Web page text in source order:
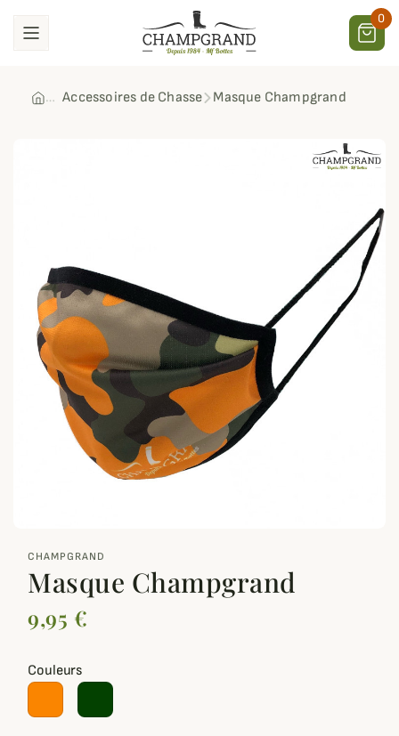
0
Accessoires de Chasse Masque Champgrand
CHAMPGRAND
Masque Champgrand
9,95 €
Couleurs